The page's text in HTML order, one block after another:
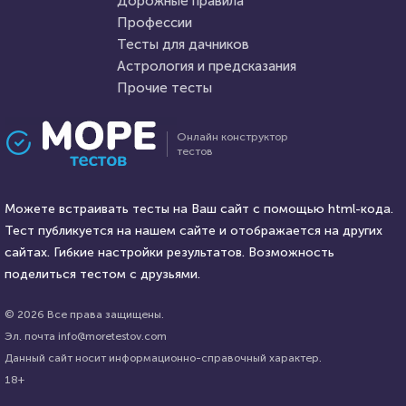
Прочие тесты
Awdienko HTML - код
5 октября 2021 27188
2 апреля 2022
Проходили 674 раза
«О жизни в шутку и всерьез!»
Онлайн конструктор
тестов
Можете встраивать тесты на Ваш сайт с помощью html-кода.
Тест публикуется на нашем сайте и отображается на других
сайтах. Гибкие настройки результатов. Возможность
поделиться тестом с друзьями.
© 2026 Все права защищены.
Эл. почта info@moretestov.com
Данный сайт носит информационно-справочный характер.
18+
Профессии
Тесты для дачников
Астрология и предсказания
Прочие тесты